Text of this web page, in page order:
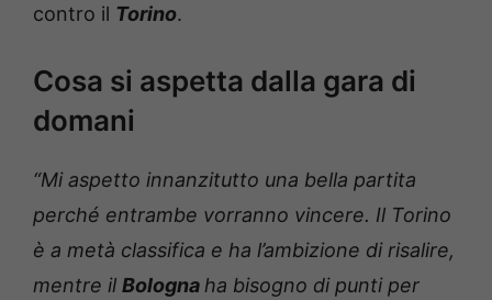
contro il Torino.
Cosa si aspetta dalla gara di
domani
“Mi aspetto innanzitutto una bella partita
perché entrambe vorranno vincere. Il Torino
è a metà classifica e ha l’ambizione di risalire,
mentre il Bologna ha bisogno di punti per